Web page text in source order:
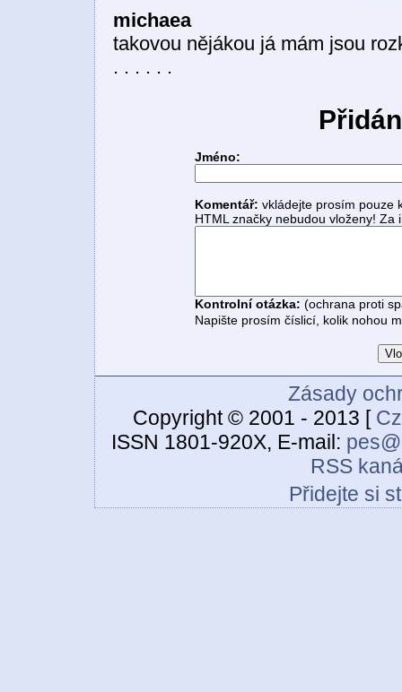
michaea
takovou nějákou já mám jsou
. . . . . .
Jméno:
Komentář: vkládejte prosím pouze
HTML značky nebudou vloženy!
Kontrolní otázka: (ochrana proti
Napište prosím číslicí, kolik nohou
Zásady
Copyright © 2001 - 2013 [
ISSN 1801-920X, E-mail:
RSS
Přidejte si